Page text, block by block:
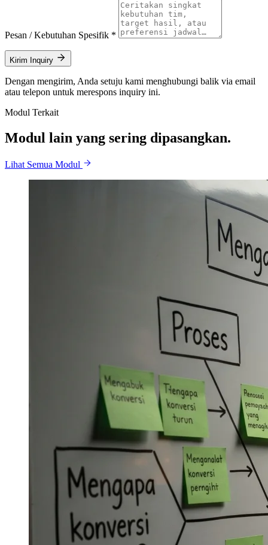
Pesan / Kebutuhan Spesifik *
Kirim Inquiry
Dengan mengirim, Anda setuju kami menghubungi balik via email
atau telepon untuk merespons inquiry ini.
Modul Terkait
Modul lain yang sering dipasangkan.
Lihat Semua Modul